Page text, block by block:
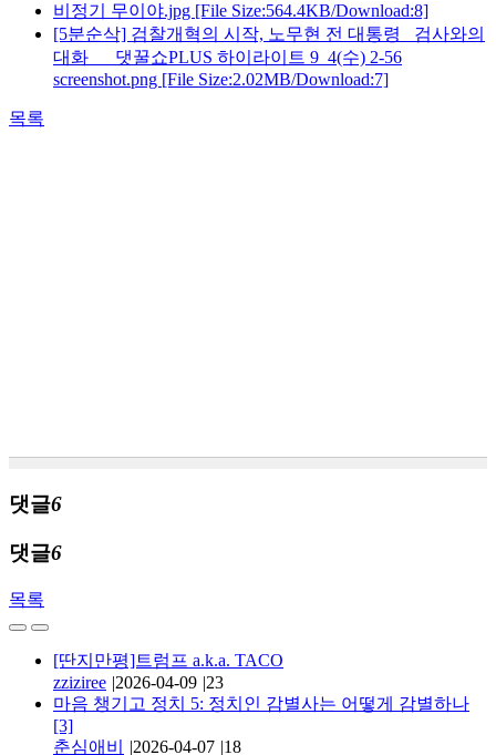
비정기 무이야.jpg [File Size:564.4KB/Download:8]
[5분순삭] 검찰개혁의 시작, 노무현 전 대통령 _검사와의
대화_ _ 댓꿀쇼PLUS 하이라이트 9_4(수) 2-56
screenshot.png [File Size:2.02MB/Download:7]
목록
댓글6
댓글6
목록
[딴지만평]트럼프 a.k.a. TACO
zziziree |2026-04-09 |23
마음 챙기고 정치 5: 정치인 감별사는 어떻게 감별하나
[3]
춘심애비
|2026-04-07 |18